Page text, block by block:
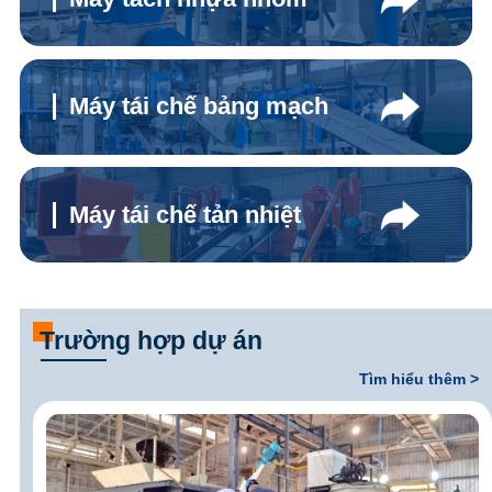
Máy tái chế bảng mạch
Máy tái chế tản nhiệt
Trường hợp dự án
Tìm hiểu thêm >